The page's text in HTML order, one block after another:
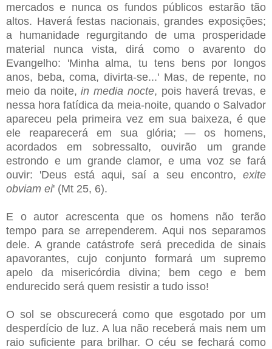
mercados e nunca os fundos públicos estarão tão
altos. Haverá festas nacionais, grandes exposições;
a humanidade regurgitando de uma prosperidade
material nunca vista, dirá como o avarento do
Evangelho: 'Minha alma, tu tens bens por longos
anos, beba, coma, divirta-se...' Mas, de repente, no
meio da noite,in media nocte, pois haverá trevas, e
nessa hora fatídica da meia-noite, quando o Salvador
apareceu pela primeira vez em sua baixeza, é que
ele reaparecerá em sua glória; — os homens,
acordados em sobressalto, ouvirão um grande
estrondo e um grande clamor, e uma voz se fará
ouvir: 'Deus está aqui, saí a seu encontro, exite
obviam ei' (Mt 25, 6).
E o autor acrescenta que os homens não terão
tempo para se arrependerem. Aqui nos separamos
dele. A grande catástrofe será precedida de sinais
apavorantes, cujo conjunto formará um supremo
apelo da misericórdia divina; bem cego e bem
endurecido será quem resistir a tudo isso!
O sol se obscurecerá como que esgotado por um
desperdício de luz. A lua não receberá mais nem um
raio suficiente para brilhar. O céu se fechará como